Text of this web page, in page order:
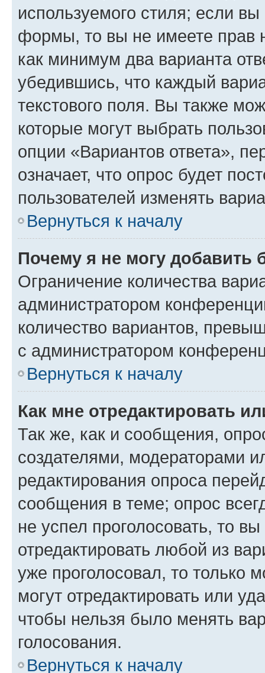
используемого стиля; если
формы, то вы не имеете прав
как минимум два варианта
убедившись, что каждый
текстового поля. Вы также
которые могут выбрать
опции «Вариантов ответа»,
означает, что опрос будет
пользователей изменять
Вернуться к началу
Почему я не могу добавить
Ограничение количества
администратором
количество вариантов,
с администратором
Вернуться к началу
Как мне отредактировать
Так же, как и сообщения,
создателями, модераторами
редактирования опроса
сообщения в теме; опрос
не успел проголосовать, то
отредактировать любой из
уже проголосовал, то только
могут отредактировать или
чтобы нельзя было менять
голосования.
Вернуться к началу